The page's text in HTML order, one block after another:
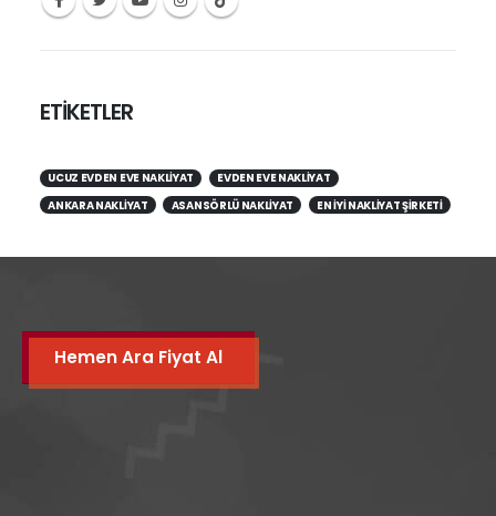
ETİKETLER
UCUZ EVDEN EVE NAKLIYAT
EVDEN EVE NAKLIYAT
ANKARA NAKLIYAT
ASANSÖRLÜ NAKLIYAT EN IYI NAKLIYAT ŞIRKETI
Hemen Ara Fiyat Al